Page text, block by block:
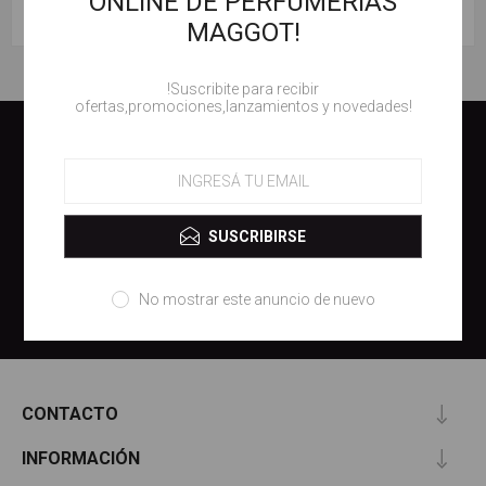
SUSCRIBIRSE
CONTACTO
INFORMACIÓN
MAGGOT!
!Suscribite para recibir
ofertas,promociones,lanzamientos y novedades!
SUSCRIBIRSE
No mostrar este anuncio de nuevo